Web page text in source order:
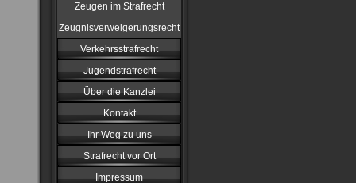
Zeugen im Strafrecht
Zeugnisverweigerungsrecht
Verkehrsstrafrecht
Jugendstrafrecht
Über die Kanzlei
Kontakt
Ihr Weg zu uns
Strafrecht vor Ort
Impressum